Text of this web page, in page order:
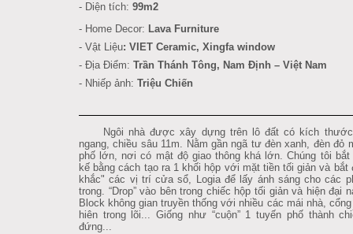
- Diện tích: 99m2
- Home Decor: Lava Furniture
- Vật Liệu: VIET Ceramic, Xingfa window
- Địa Điểm: Trần Thánh Tông, Nam Định – Việt Nam
- Nhiếp ảnh: Triệu Chiến
Ngôi nhà được xây dựng trên lô đất có kích thước
ngang, chiều sâu 11m. Nằm gần ngã tư đèn xanh, đèn đỏ
phố lớn, nơi có mật độ giao thông khá lớn. Chúng tôi bắt
kế bằng cách tạo ra 1 khối hộp với mặt tiền tối giản và bắt
khắc" các vị trí cửa sổ, Logia để lấy ánh sáng cho các
trong. “Drop” vào bên trong chiếc hộp tối giản và hiện đại
Block không gian truyền thống với nhiều các mái nhà,
hiên trong lõi... Giống như “cuộn” 1 tuyến phố thành
đứng...